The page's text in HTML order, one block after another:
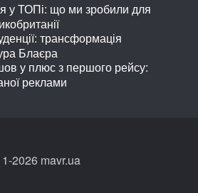
у ТОПі: що ми зробили для
трансформація
Блаєра
у плюс з першого рейсу:
реклами
2026 mavr.ua